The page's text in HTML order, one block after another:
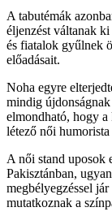
A tabutémák
éljenzést váltanak
és fiatalok gyűlnek
előadásait.
Noha egyre
mindig
elmondható, hogy
létező női
A női stand uposok
Pakisztánban,
megbélyegzéssel
mutatkoznak a